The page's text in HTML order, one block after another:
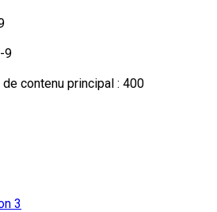
9
contenu principal : 400
3